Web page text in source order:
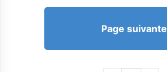
Page suivante